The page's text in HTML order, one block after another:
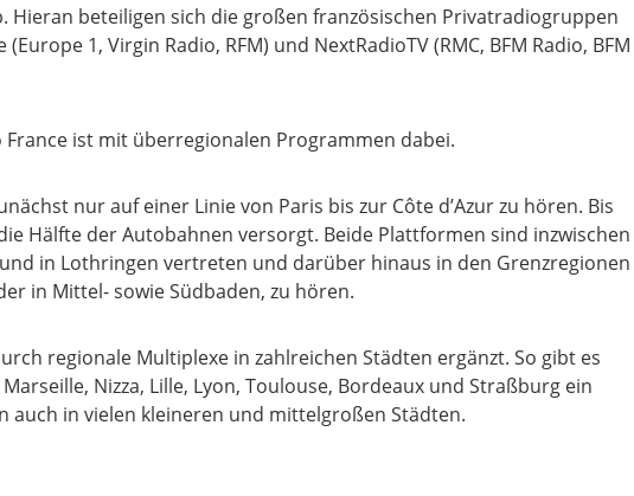
Hieran beteiligen sich die großen französischen Privatradiogruppen
(Europe 1, Virgin Radio, RFM) und NextRadioTV (RMC, BFM Radio, BFM
ist mit überregionalen Programmen dabei.
nur auf einer Linie von Paris bis zur Côte d’Azur zu hören. Bis
Hälfte der Autobahnen versorgt. Beide Plattformen sind inzwischen
in Lothringen vertreten und darüber hinaus in den Grenzregionen
in Mittel- sowie Südbaden, zu hören.
regionale Multiplexe in zahlreichen Städten ergänzt. So gibt es
Nizza, Lille, Lyon, Toulouse, Bordeaux und Straßburg ein
auch in vielen kleineren und mittelgroßen Städten.